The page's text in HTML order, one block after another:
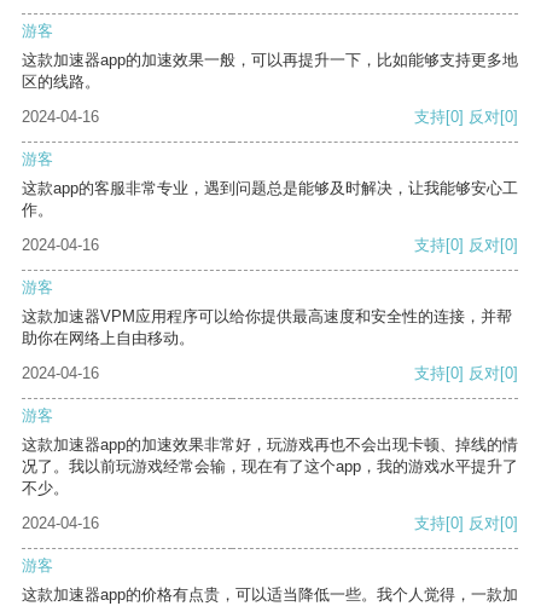
游客
这款加速器app的加速效果一般，可以再提升一下，比如能够支持更多地
区的线路。
2024-04-16
支持[0] 反对[0]
游客
这款app的客服非常专业，遇到问题总是能够及时解决，让我能够安心工
作。
2024-04-16
支持[0] 反对[0]
游客
这款加速器VPM应用程序可以给你提供最高速度和安全性的连接，并帮
助你在网络上自由移动。
2024-04-16
支持[0] 反对[0]
游客
这款加速器app的加速效果非常好，玩游戏再也不会出现卡顿、掉线的情
况了。我以前玩游戏经常会输，现在有了这个app，我的游戏水平提升了
不少。
2024-04-16
支持[0] 反对[0]
游客
这款加速器app的价格有点贵，可以适当降低一些。我个人觉得，一款加